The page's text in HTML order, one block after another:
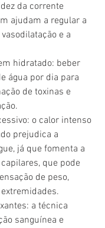
da corrente
ajudam a regular a
e a
hidratado: beber
água por dia para
de toxinas e
o calor intenso
prejudica a
já que fomenta a
que pode
de peso,
a técnica
sanguínea e